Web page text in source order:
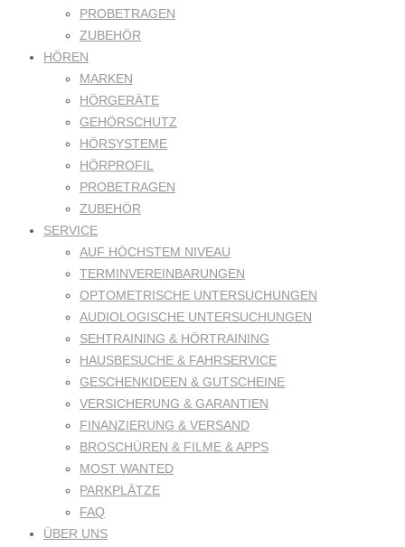
PROBETRAGEN
ZUBEHÖR
HÖREN
MARKEN
HÖRGERÄTE
GEHÖRSCHUTZ
HÖRSYSTEME
HÖRPROFIL
PROBETRAGEN
ZUBEHÖR
SERVICE
AUF HÖCHSTEM NIVEAU
TERMINVEREINBARUNGEN
OPTOMETRISCHE UNTERSUCHUNGEN
AUDIOLOGISCHE UNTERSUCHUNGEN
SEHTRAINING & HÖRTRAINING
HAUSBESUCHE & FAHRSERVICE
GESCHENKIDEEN & GUTSCHEINE
VERSICHERUNG & GARANTIEN
FINANZIERUNG & VERSAND
BROSCHÜREN & FILME & APPS
MOST WANTED
PARKPLÄTZE
FAQ
ÜBER UNS